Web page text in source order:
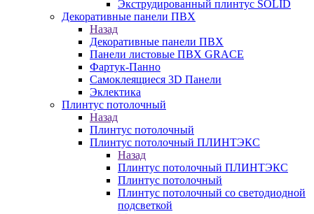
Экструдированный плинтус SOLID
Декоративные панели ПВХ
Назад
Декоративные панели ПВХ
Панели листовые ПВХ GRACE
Фартук-Панно
Самоклеящиеся 3D Панели
Эклектика
Плинтус потолочный
Назад
Плинтус потолочный
Плинтус потолочный ПЛИНТЭКС
Назад
Плинтус потолочный ПЛИНТЭКС
Плинтус потолочный
Плинтус потолочный со светодиодной
подсветкой